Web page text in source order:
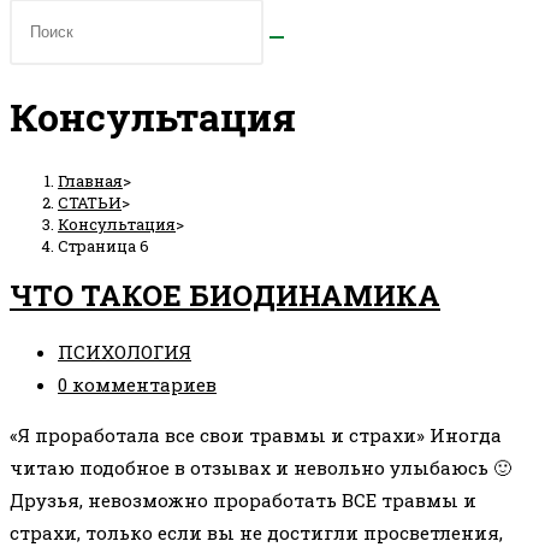
Консультация
Главная>
СТАТЬИ>
Консультация>
Страница 6
ЧТО ТАКОЕ БИОДИНАМИКА
Рубрика
записи:
ПСИХОЛОГИЯ
Комментарии
записи:
0 комментариев
«Я проработала все свои травмы и страхи» Иногда
читаю подобное в отзывах и невольно улыбаюсь 🙂
Друзья, невозможно проработать ВСЕ травмы и
страхи, только если вы не достигли просветления,